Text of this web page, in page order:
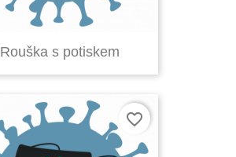
Rouška s potiskem
favorite_border